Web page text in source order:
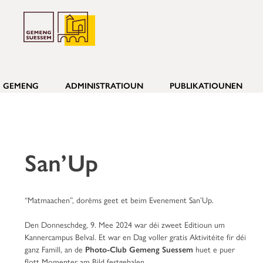
GEMENG ADMINISTRATIOUN PUBLIKATIOUNEN
San’Up
“Matmaachen”, dorëms geet et beim Evenement San’Up.
Den Donneschdeg, 9. Mee 2024 war déi zweet Editioun um
Kannercampus Belval. Et war en Dag voller gratis Aktivitéite fir déi
ganz Famill, an de Photo-Club Gemeng Suessem huet e puer